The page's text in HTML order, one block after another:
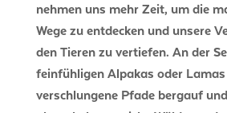
nehmen uns mehr Zeit, um die
Wege zu entdecken und unsere
den Tieren zu vertiefen. An der
feinfühligen Alpakas oder
verschlungene Pfade bergauf